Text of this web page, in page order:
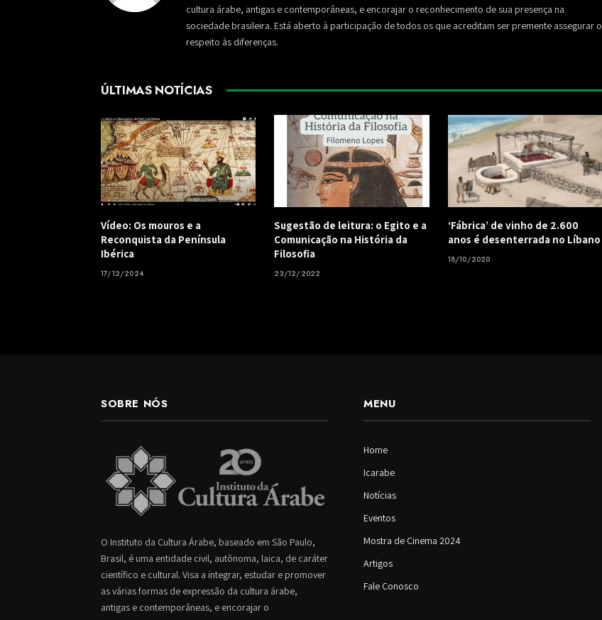
cultura árabe, antigas e contemporâneas, e encorajar o reconhecimento de sua presença na
sociedade brasileira. Está aberto à participação de todos os que acreditam ser premente assegurar o
respeito às diferenças.
ÚLTIMAS NOTÍCIAS
Vídeo: Os mouros e a
Reconquista da Península
Ibérica
17/12/2024
Sugestão de leitura: o Egito e a
Comunicação na História da
Filosofia
23/12/2022
‘Fábrica’ de vinho de 2.600
anos é desenterrada no Líbano
18/10/2020
SOBRE NÓS
O Instituto da Cultura Árabe, baseado em São Paulo,
Brasil, é uma entidade civil, autônoma, laica, de caráter
científico e cultural. Visa a integrar, estudar e promover
as várias formas de expressão da cultura árabe,
antigas e contemporâneas, e encorajar o
MENU
Home
Icarabe
Notícias
Eventos
Mostra de Cinema 2024
Artigos
Fale Conosco